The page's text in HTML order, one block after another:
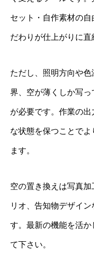
セット・自作素材の
だわりが仕上がりに直
ただし、照明方向や
界、空が薄くしか写
が必要です。作業の
な状態を保つことで
ます。
空の置き換えは写真
リオ、告知物デザイ
す。最新の機能を活
て下さい。